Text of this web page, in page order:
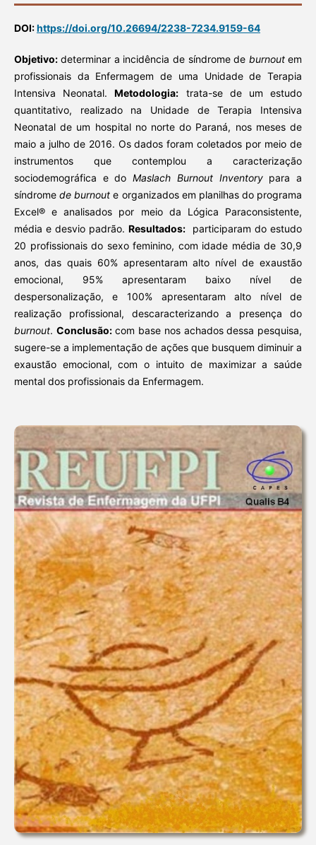
DOI:https://doi.org/10.26694/2238-7234.9159-64
Objetivo:determinar a incidência de síndrome de burnoutem
profissionais da Enfermagem de uma Unidade de Terapia
Intensiva Neonatal.Metodologia: trata-se de um estudo
quantitativo, realizado na Unidade de Terapia Intensiva
Neonatal de um hospital no norte do Paraná, nos meses de
maio a julho de 2016. Os dados foram coletados por meio de
instrumentos que contemplou a caracterização
sociodemográfica e doMaslach Burnout Inventorypara a
síndromede burnout e organizados em planilhas do programa
Excel® e analisados por meio da Lógica Paraconsistente,
média e desvio padrão. Resultados: participaram do estudo
20 profissionais do sexo feminino, com idade média de 30,9
anos, das quais 60% apresentaram alto nível de exaustão
emocional, 95% apresentaram baixo nível de
despersonalização, e 100% apresentaram alto nível de
realização profissional, descaracterizando a presença do
burnout. Conclusão:com base nos achados dessa pesquisa,
sugere-se a implementação de ações que busquem diminuir a
exaustão emocional, com o intuito de maximizar a saúde
mental dos profissionais da Enfermagem.